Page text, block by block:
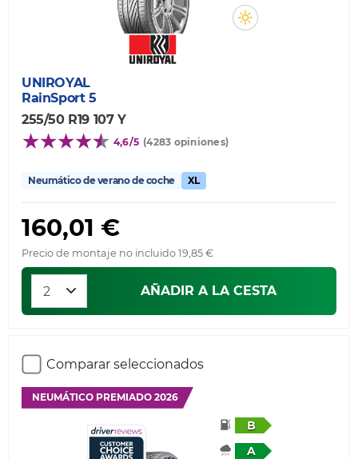
UNIROYAL
RainSport 5
255/50 R19 107 Y
4,6/5 (4283 opiniones)
Neumático de verano de coche XL
160,01 €
Precio de montaje no incluido 19,85 €
AÑADIR A LA CESTA
Comparar seleccionados
NEUMÁTICO PREMIADO 2026
B
A